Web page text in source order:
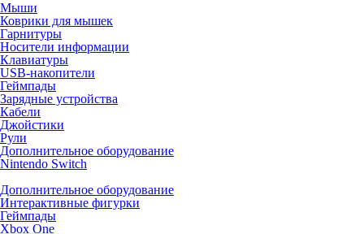
Мыши
Коврики для мышек
Гарнитуры
Носители информации
Клавиатуры
USB-накопители
Геймпады
Зарядные устройства
Кабели
Джойстики
Рули
Дополнительное оборудование
Nintendo Switch
Дополнительное оборудование
Интерактивные фигурки
Геймпады
Xbox One